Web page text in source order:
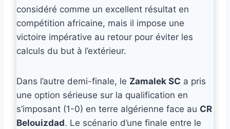
considéré comme un excellent résultat en
compétition africaine, mais il impose une
victoire impérative au retour pour éviter les
calculs du but à l’extérieur.
Dans l’autre demi-finale, le Zamalek SC a pris
une option sérieuse sur la qualification en
s’imposant (1-0) en terre algérienne face au CR
Belouizdad. Le scénario d’une finale entre le